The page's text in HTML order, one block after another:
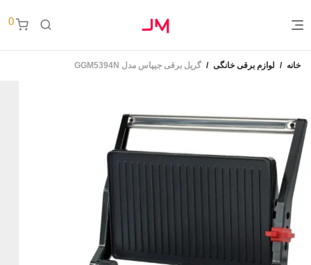
0
خانه / لوازم برقی خانگی / گریل برقی جیپاس مدل GGM5394N